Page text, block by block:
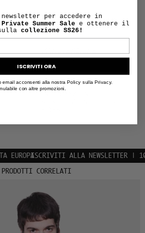
Il modello indossa una
taglia L ed è alto 188cm
E CURA DEL
PRODOTTO
+
ISCRIVITI ALLA NEWSLETTER | 10%
PRODOTTI CORRELATI
per accedere in
Private Summer Sale e ottenere il
collezione SS26!
ISCRIVITI ORA
email acconsenti alla nostra Policy sulla Privacy.
con altre promozioni.